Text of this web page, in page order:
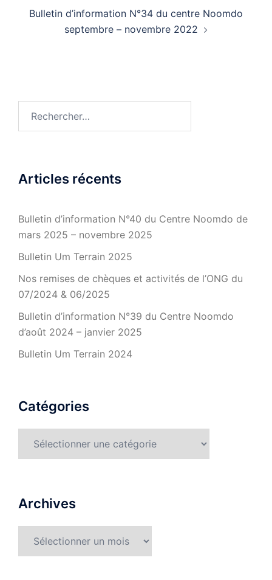
Bulletin d’information N°34 du centre Noomdo
septembre – novembre 2022
Articles récents
Bulletin d’information N°40 du Centre Noomdo de
mars 2025 – novembre 2025
Bulletin Um Terrain 2025
Nos remises de chèques et activités de l’ONG du
07/2024 & 06/2025
Bulletin d’information N°39 du Centre Noomdo
d’août 2024 – janvier 2025
Bulletin Um Terrain 2024
Catégories
Archives